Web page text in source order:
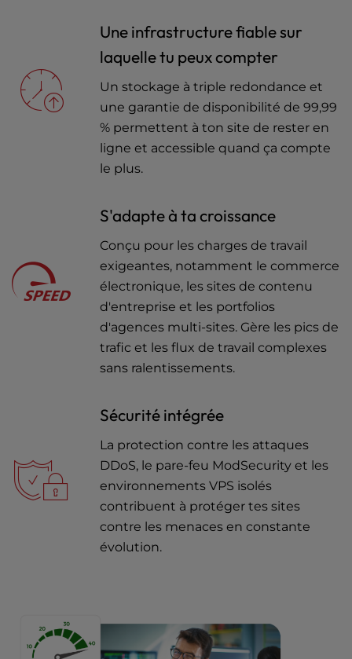
Une infrastructure fiable sur
laquelle tu peux compter
Un stockage à triple redondance et
une garantie de disponibilité de 99,99
% permettent à ton site de rester en
ligne et accessible quand ça compte
le plus.
S'adapte à ta croissance
Conçu pour les charges de travail
exigeantes, notamment le commerce
électronique, les sites de contenu
d'entreprise et les portfolios
d'agences multi-sites. Gère les pics de
trafic et les flux de travail complexes
sans ralentissements.
Sécurité intégrée
La protection contre les attaques
DDoS, le pare-feu ModSecurity et les
environnements VPS isolés
contribuent à protéger tes sites
contre les menaces en constante
évolution.